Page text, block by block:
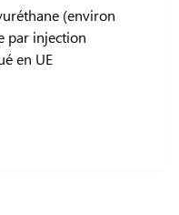
(environ
par injection
en UE